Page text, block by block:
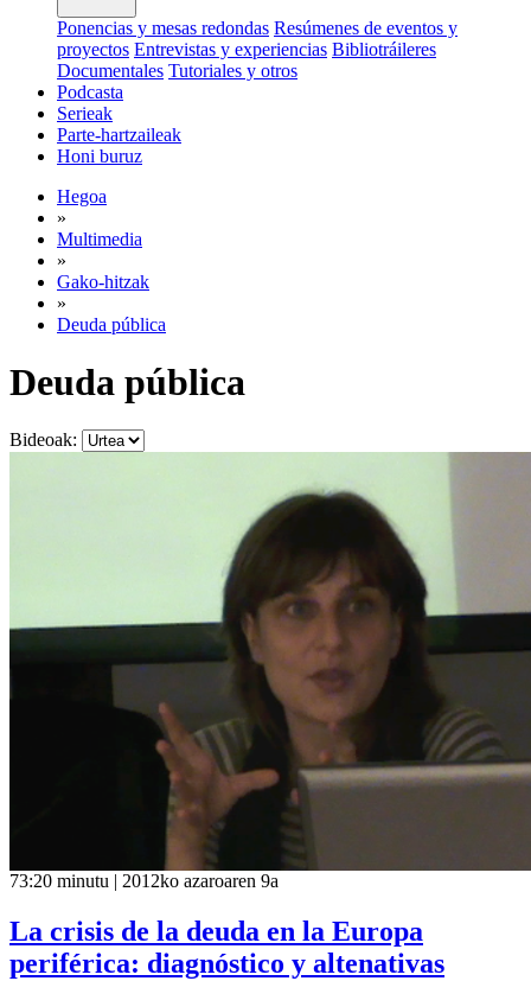
Ponencias y mesas redondas Resúmenes de eventos y
proyectos Entrevistas y experiencias Bibliotráileres
Documentales Tutoriales y otros
Podcasta
Serieak
Parte-hartzaileak
Honi buruz
Hegoa
»
Multimedia
»
Gako-hitzak
»
Deuda pública
Deuda pública
Bideoak:
73:20 minutu | 2012ko azaroaren 9a
La crisis de la deuda en la Europa
periférica: diagnóstico y altenativas